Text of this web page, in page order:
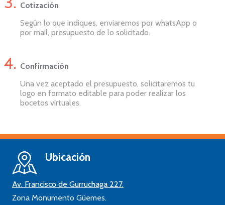
Cotización
Según lo que indiques, enviaremos por whatsApp o
por mail, presupuesto de lo solicitado.
Confirmación
Una vez aceptado el presupuesto, solicitaremos tu
logo en formato editable para poder realizar los
bocetos virtuales.
Ubicación
Av. Francisco de Gurruchaga 227.
Zona Monumento Güemes.